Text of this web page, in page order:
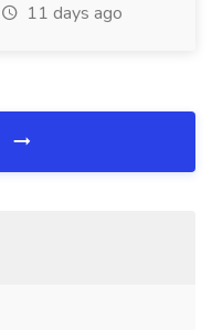
11 days ago